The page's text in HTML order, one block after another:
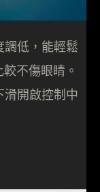
低，能輕鬆
不傷眼睛。
開啟控制中